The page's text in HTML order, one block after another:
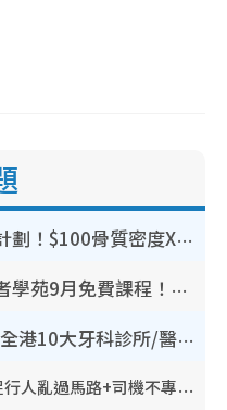
港大推賽馬會強化骨骼計劃！$100骨質密度X光檢查 完成免費運動訓練送超市禮券！附參加資格
長者優惠｜都會大學長者學苑9月免費課程！多媒體/微電影創作/網絡安全 附報名方法教學
洗牙平靚正推介2026︱全港10大牙科診所/醫院懶人包 夜診至8點/鎮靜潔牙/醫療券適用
警方即日起全港大執法！捉行人亂過馬路+司機不專注駕駛！亂過馬路罰$2000